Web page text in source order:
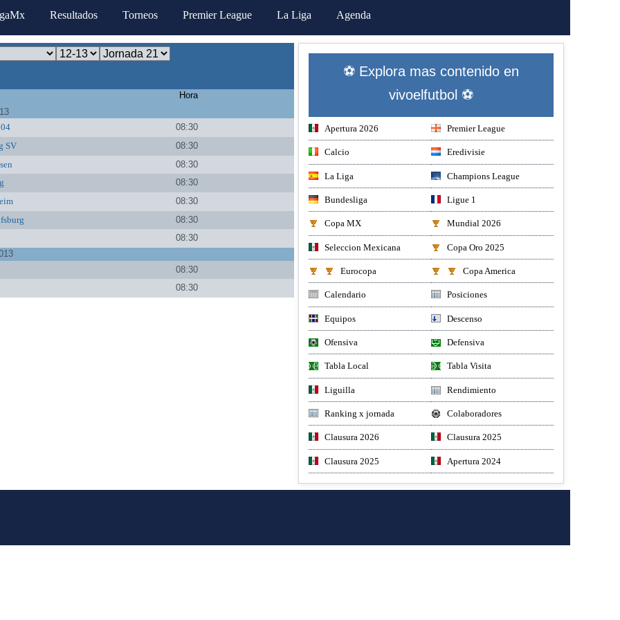
Resultados Torneos Premier League La Liga Agenda
Hora
08:30
SV
08:30
08:30
08:30
08:30
08:30
08:30
08:30
08:30
⚽ Explora mas contenido en
vivoelfutbol ⚽
Apertura 2026 Premier League
Calcio Eredivisie
La Liga Champions League
Bundesliga Ligue 1
Copa MX Mundial 2026
Seleccion Mexicana Copa Oro 2025
Eurocopa Copa America
Calendario Posiciones
Equipos Descenso
Ofensiva Defensiva
Tabla Local Tabla Visita
Liguilla Rendimiento
Ranking x jornada Colaboradores
Clausura 2026 Clausura 2025
Clausura 2025 Apertura 2024